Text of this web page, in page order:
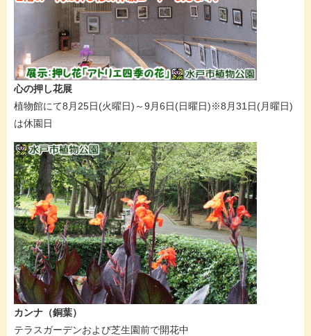
心の押し花展
植物館にて8月25日(火曜日)～9月6日(日曜日)※8月31日(月曜日)
は休園日
カンナ（銅葉）
テラスガーデンおよび芝生園前で開花中